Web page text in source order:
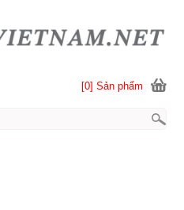
[0] Sản phẩm